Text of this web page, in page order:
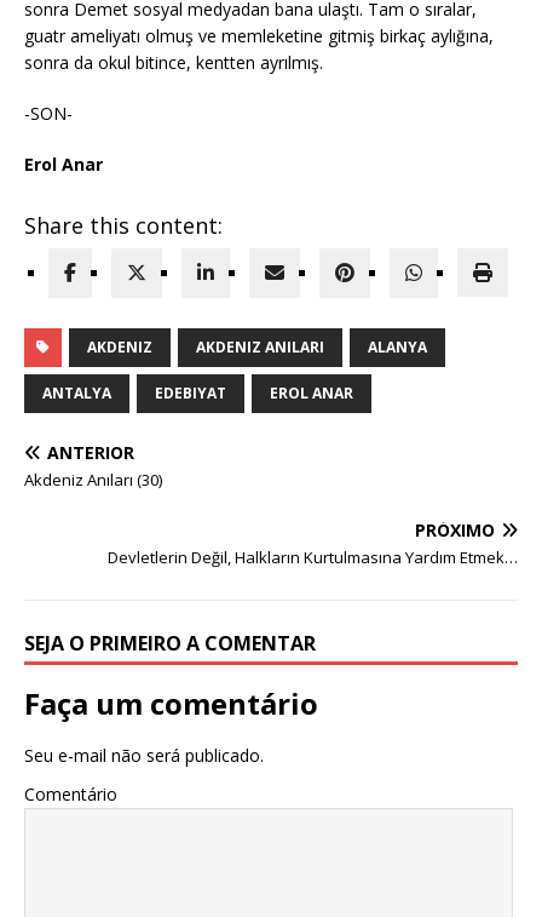
sonra Demet sosyal medyadan bana ulaştı. Tam o sıralar,
guatr ameliyatı olmuş ve memleketine gitmiş birkaç aylığına,
sonra da okul bitince, kentten ayrılmış.
-SON-
Erol Anar
Share this content:
AKDENIZ AKDENIZ ANILARI ALANYA
ANTALYA EDEBIYAT EROL ANAR
ANTERIOR
Akdeniz Anıları (30)
PRÓXIMO
Devletlerin Değil, Halkların Kurtulmasına Yardım Etmek…
SEJA O PRIMEIRO A COMENTAR
Faça um comentário
Seu e-mail não será publicado.
Comentário